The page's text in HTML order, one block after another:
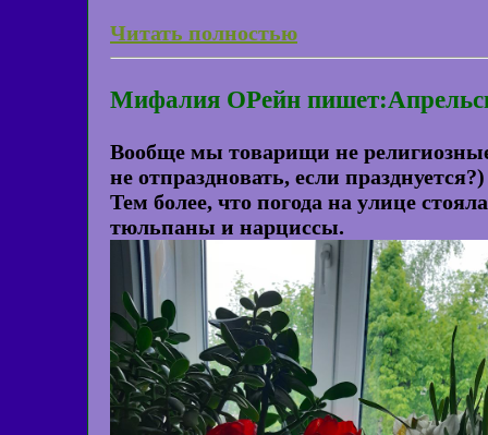
Читать полностью
Мифалия ОРейн
Вообще мы товарищи не
не отпраздновать, если празднуется?)
Тем более, что погода на улице
тюльпаны и нарциссы.